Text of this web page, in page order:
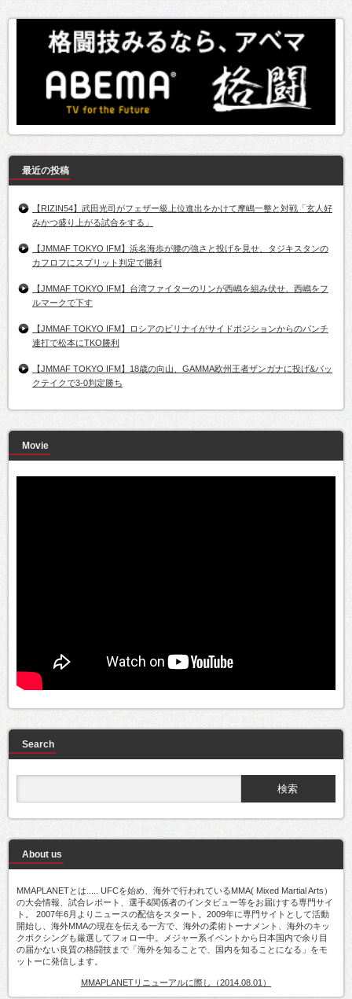
最近の投稿
【RIZIN54】武田光司がフェザー級上位進出をかけて摩嶋一整と対戦「玄人好
みかつ盛り上がる試合をする」
【JMMAF TOKYO IFM】浜名海歩が腰の強さと投げを見せ、タジキスタンの
カフロフにスプリット判定で勝利
【JMMAF TOKYO IFM】台湾ファイターのリンが西嶋を組み伏せ、西嶋をフ
ルマークで下す
【JMMAF TOKYO IFM】ロシアのビリナイがサイドポジションからのパンチ
連打で松本にTKO勝利
【JMMAF TOKYO IFM】18歳の向山、GAMMA欧州王者ザンガナに投げ&バッ
クテイクで3-0判定勝ち
Movie
Search
About us
MMAPLANETとは..... UFCを始め、海外で行われているMMA( Mixed Martial Arts）
の大会情報、試合レポート、選手&関係者のインタビュー等をお届けする専門サイ
ト。 2007年6月よりニュースの配信をスタート。2009年に専門サイトとして活動
開始し、海外MMAの現在を伝える一方で、海外の柔術トーナメント、海外のキッ
クボクシングも厳選してフォロー中。メジャー系イベントから日本国内で余り目
の届かない良質の格闘技まで「海外を知ることで、国内を知ることになる」をモ
ットーに発信します。
MMAPLANETリニューアルに際し（2014.08.01）